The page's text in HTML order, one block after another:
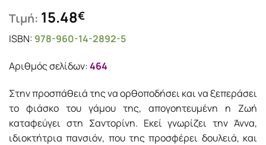
Τιμή: 15.48€
ISBN: 978-960-14-2892-5
Αριθμός σελίδων:464
Στην προσπάθειά της να ορθοποδήσει και να ξεπεράσει
το φιάσκο του γάμου της, απογοητευμένη η Ζωή
καταφεύγει στη Σαντορίνη. Εκεί γνωρίζει την Άννα,
ιδιοκτήτρια πανσιόν, που της προσφέρει δουλειά, και